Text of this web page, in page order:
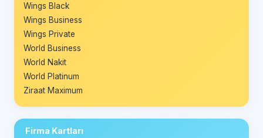
Wings Black
Wings Business
Wings Private
World Business
World Nakit
World Platinum
Ziraat Maximum
Firma Kartları